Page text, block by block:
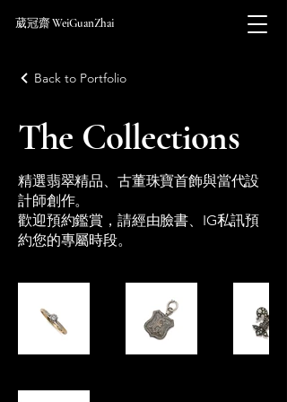
葳冠齋 WeiGuanZhai
Back to Portfolio
The Collections
精選翡翠精品、古董珠寶首飾與當代設
計師創作。
歡迎預約鑑賞，請經由臉書、IG私訊預
約您的專屬時段。